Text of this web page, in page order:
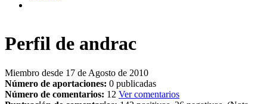
Perfil de andrac
Miembro desde 17 de Agosto de 2010
Número de aportaciones: 0 publicadas
Número de comentarios: 12 Ver comentarios